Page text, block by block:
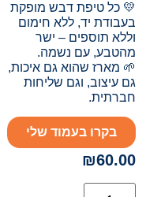
💛 כל טיפת דבש מופקת
בעבודת יד, ללא חימום
וללא תוספים – ישר
מהטבע, עם נשמה.
🌱 מארז שהוא גם איכות,
גם עיצוב, וגם שליחות
חברתית.
בקרו בעמוד שלי
₪60.00